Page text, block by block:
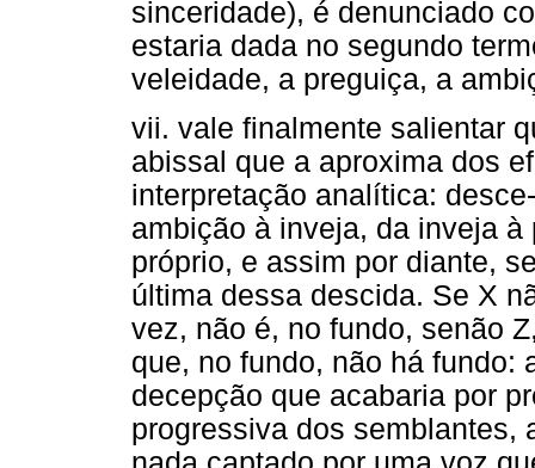
sinceridade), é denunciado
estaria dada no segundo
veleidade, a preguiça, a
vii. vale finalmente salientar
abissal que a aproxima dos
interpretação analítica:
ambição à inveja, da inveja
próprio, e assim por diante,
última dessa descida. Se X
vez, não é, no fundo, senão
que, no fundo, não há fundo:
decepção que acabaria por
progressiva dos semblantes,